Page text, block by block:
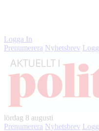
Logga In
Prenumerera Nyhetsbrev
lördag 8 augusti
Prenumerera Nyhetsbrev